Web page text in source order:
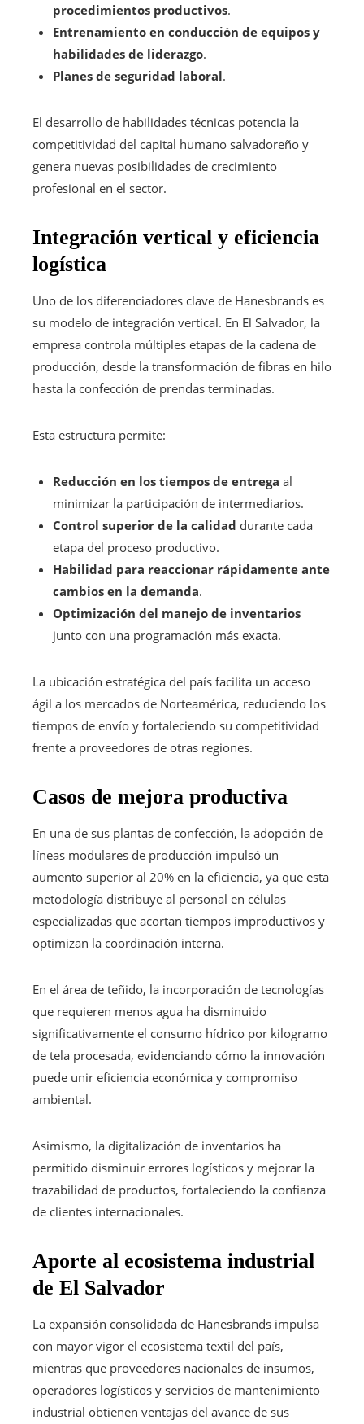
procedimientos productivos.
Entrenamiento en conducción de equipos y
habilidades de liderazgo.
Planes de seguridad laboral.
El desarrollo de habilidades técnicas potencia la
competitividad del capital humano salvadoreño y
genera nuevas posibilidades de crecimiento
profesional en el sector.
Integración vertical y eficiencia
logística
Uno de los diferenciadores clave de Hanesbrands es
su modelo de integración vertical. En El Salvador, la
empresa controla múltiples etapas de la cadena de
producción, desde la transformación de fibras en hilo
hasta la confección de prendas terminadas.
Esta estructura permite:
Reducción en los tiempos de entrega al
minimizar la participación de intermediarios.
Control superior de la calidad durante cada
etapa del proceso productivo.
Habilidad para reaccionar rápidamente ante
cambios en la demanda.
Optimización del manejo de inventarios
junto con una programación más exacta.
La ubicación estratégica del país facilita un acceso
ágil a los mercados de Norteamérica, reduciendo los
tiempos de envío y fortaleciendo su competitividad
frente a proveedores de otras regiones.
Casos de mejora productiva
En una de sus plantas de confección, la adopción de
líneas modulares de producción impulsó un
aumento superior al 20% en la eficiencia, ya que esta
metodología distribuye al personal en células
especializadas que acortan tiempos improductivos y
optimizan la coordinación interna.
En el área de teñido, la incorporación de tecnologías
que requieren menos agua ha disminuido
significativamente el consumo hídrico por kilogramo
de tela procesada, evidenciando cómo la innovación
puede unir eficiencia económica y compromiso
ambiental.
Asimismo, la digitalización de inventarios ha
permitido disminuir errores logísticos y mejorar la
trazabilidad de productos, fortaleciendo la confianza
de clientes internacionales.
Aporte al ecosistema industrial
de El Salvador
La expansión consolidada de Hanesbrands impulsa
con mayor vigor el ecosistema textil del país,
mientras que proveedores nacionales de insumos,
operadores logísticos y servicios de mantenimiento
industrial obtienen ventajas del avance de sus